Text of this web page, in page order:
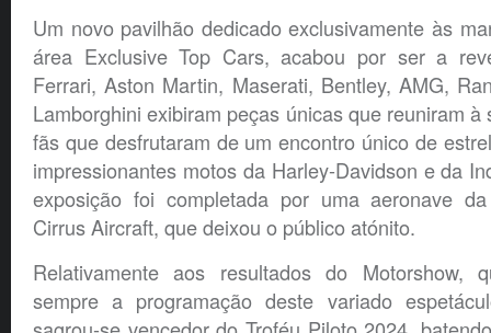
Um novo pavilhão dedicado exclusivamente às
área Exclusive Top Cars, acabou por ser a
Ferrari, Aston Martin, Maserati, Bentley, AMG,
Lamborghini exibiram peças únicas que reuniram
fãs que desfrutaram de um encontro único de
impressionantes motos da Harley-Davidson e da
exposição foi completada por uma aeronave
Cirrus Aircraft, que deixou o público atónito.
Relativamente aos resultados do Motorshow,
sempre a programação deste variado